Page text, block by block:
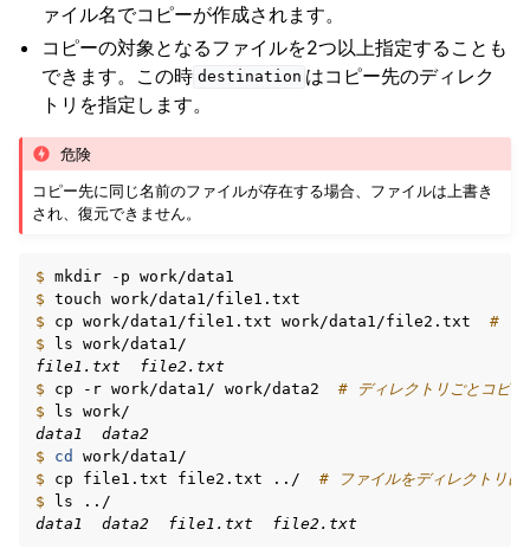
ァイル名でコピーが作成されます。
コピーの対象となるファイルを2つ以上指定することも
できます。この時 destination はコピー先のディレク
トリを指定します。
危険
コピー先に同じ名前のファイルが存在する場合、ファイルは上書き
され、復元できません。
$ mkdir -p
$ touch
$ cp work/data1/file1.txt work/data1/file2.txt
# フ
$
ls
file1.txt  file2.txt
$ cp -r work/data1/ work/data2
# ディレクトリごとコピー
$
ls
data1  data2
$ cd
$ cp file1.txt file2.txt ../
# ファイルをディレクトリに
$
ls
data1  data2  file1.txt  file2.txt